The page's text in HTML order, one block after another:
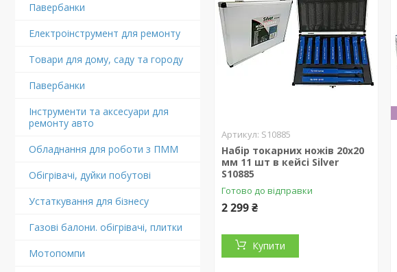
Павербанки
Електроінструмент для ремонту
Товари для дому, саду та городу
Павербанки
Інструменти та аксесуари для
ремонту авто
Обладнання для роботи з ПММ
Обігрівачі, дуйки побутові
Устаткування для бізнесу
Газові балони. обігрівачі, плитки
Мотопомпи
S10885
Набір токарних ножів 20х20
мм 11 шт в кейсі Silver
S10885
Готово до відправки
2 299 ₴
Купити